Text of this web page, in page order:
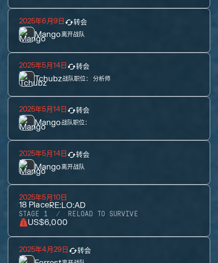
2025年6月9日 转会
Mango离开战队
2025年5月14日 转会
Tchubz战队职位： 分析师
2025年5月14日 转会
Mango战队职位：
2025年5月14日 转会
Mango离开战队
2025年5月10日
18 PlaceRE:LO:AD
STAGE 1 RELOAD TO SURVIVE
US$6,000
2025年4月29日 转会